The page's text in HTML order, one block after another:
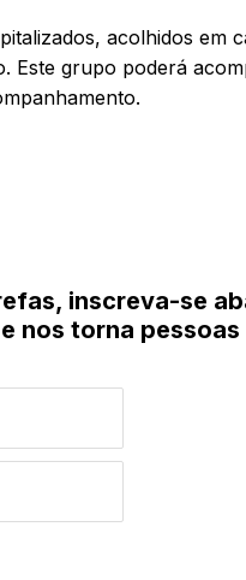
acolhidos em
Este grupo poderá
inscreva-se
nos torna pessoas